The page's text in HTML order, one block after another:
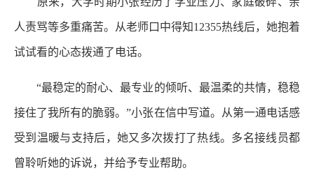
人责骂等多重痛苦。从老师口中得知12355热线后，她抱着
试试看的心态拨通了电话。
“最稳定的耐心、最专业的倾听、最温柔的共情，稳稳
接住了我所有的脆弱。”小张在信中写道。从第一通电话感
受到温暖与支持后，她又多次拨打了热线。多名接线员都
曾聆听她的诉说，并给予专业帮助。